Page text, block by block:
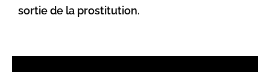
sortie de la prostitution.